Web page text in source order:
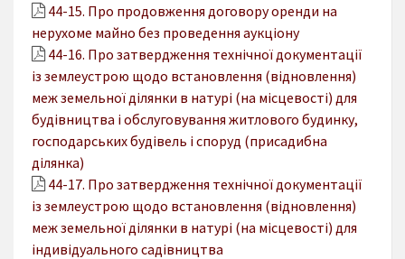
44-15. Про продовження договору оренди на
нерухоме майно без проведення аукціону
44-16. Про затвердження технічної документації
із землеустрою щодо встановлення (відновлення)
меж земельної ділянки в натурі (на місцевості) для
будівництва і обслуговування житлового будинку,
господарських будівель і споруд (присадибна
ділянка)
44-17. Про затвердження технічної документації
із землеустрою щодо встановлення (відновлення)
меж земельної ділянки в натурі (на місцевості) для
індивідуального садівництва